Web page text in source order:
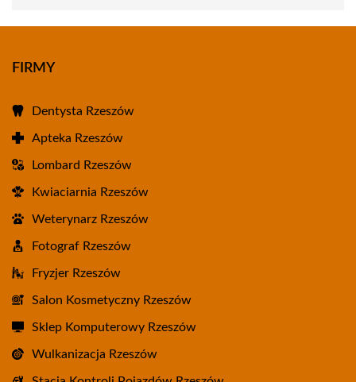
FIRMY
Dentysta Rzeszów
Apteka Rzeszów
Lombard Rzeszów
Kwiaciarnia Rzeszów
Weterynarz Rzeszów
Fotograf Rzeszów
Fryzjer Rzeszów
Salon Kosmetyczny Rzeszów
Sklep Komputerowy Rzeszów
Wulkanizacja Rzeszów